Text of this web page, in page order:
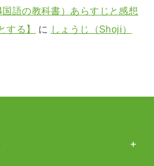
国語の教科書）あらすじと感想
する】
に しょうじ（Shoji）